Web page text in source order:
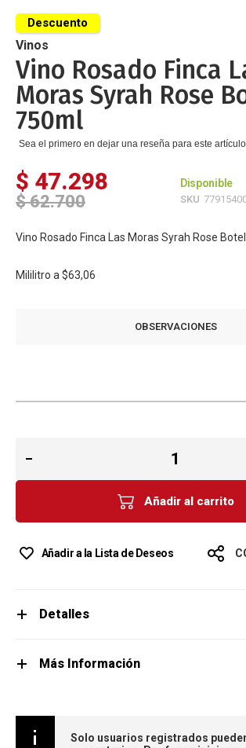
al
comienzo
de
la
galería
de
imágenes
Vinos
Vino Rosado Finca
Moras Syrah Rose
750ml
Sea el primero en dejar una reseña para este artículo
$ 47.298
Descuento
$ 62.700
Disponible
SKU
Vino Rosado Finca Las Moras Syrah Rose
Mililitro a $63,06
OBSERVACIONES
Añadir al carrito
Añadir a la Lista de Deseos
Detalles
Más Información
Solo usuarios registrados